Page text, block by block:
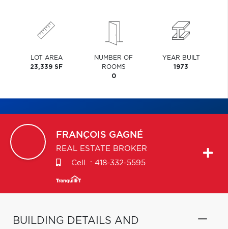
LOT AREA
23,339 SF
NUMBER OF
ROOMS
0
YEAR BUILT
1973
FRANÇOIS GAGNÉ
REAL ESTATE BROKER
Cell. : 418-332-5595
BUILDING DETAILS AND